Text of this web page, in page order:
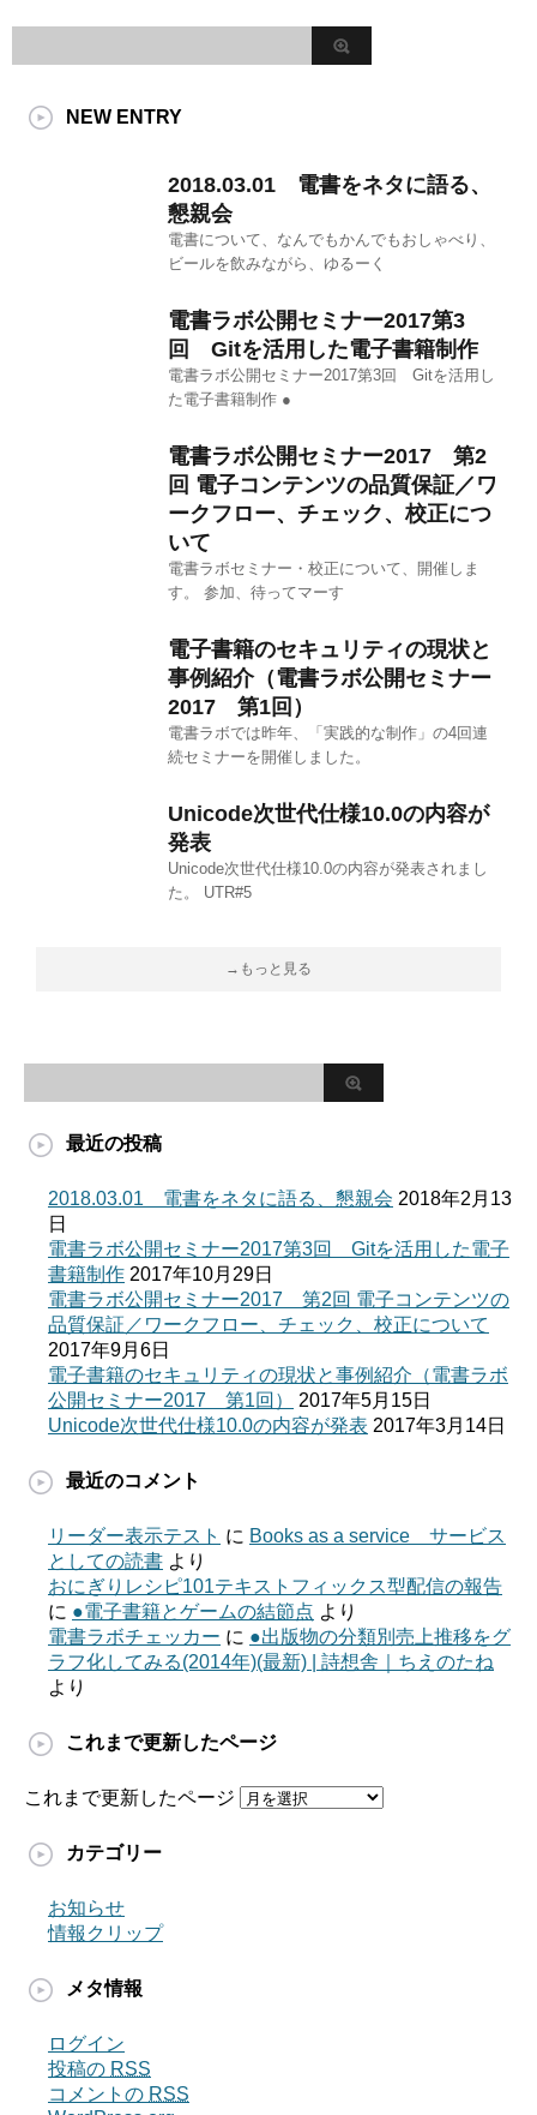
NEW ENTRY
2018.03.01 電書をネタに語る、
懇親会
電書について、なんでもかんでもおしゃべり、
ビールを飲みながら、ゆるーく
電書ラボ公開セミナー2017第3
回 Gitを活用した電子書籍制作
電書ラボ公開セミナー2017第3回 Gitを活用し
た電子書籍制作 ●
電書ラボ公開セミナー2017 第2
回 電子コンテンツの品質保証／ワ
ークフロー、チェック、校正につ
いて
電書ラボセミナー・校正について、開催しま
す。 参加、待ってマーす
電子書籍のセキュリティの現状と
事例紹介（電書ラボ公開セミナー
2017 第1回）
電書ラボでは昨年、「実践的な制作」の4回連
続セミナーを開催しました。
Unicode次世代仕様10.0の内容が
発表
Unicode次世代仕様10.0の内容が発表されまし
た。 UTR#5
→もっと見る
最近の投稿
2018.03.01 電書をネタに語る、懇親会 2018年2月13
日
電書ラボ公開セミナー2017第3回 Gitを活用した電子
書籍制作 2017年10月29日
電書ラボ公開セミナー2017 第2回 電子コンテンツの
品質保証／ワークフロー、チェック、校正について
2017年9月6日
電子書籍のセキュリティの現状と事例紹介（電書ラボ
公開セミナー2017 第1回）
2017年5月15日
Unicode次世代仕様10.0の内容が発表 2017年3月14日
最近のコメント
リーダー表示テスト に Books as a service サービス
としての読書 より
おにぎりレシピ101テキストフィックス型配信の報告
に ●電子書籍とゲームの結節点 より
電書ラボチェッカー に ●出版物の分類別売上推移をグ
ラフ化してみる(2014年)(最新) | 詩想舎｜ちえのたね
より
これまで更新したページ
これまで更新したページ
カテゴリー
お知らせ
情報クリップ
メタ情報
ログイン
投稿の RSS
コメントの RSS